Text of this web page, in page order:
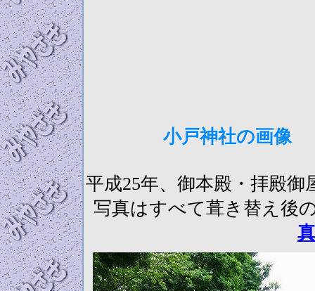
小戸神社の画像
平成25年、御本殿・拝殿
写真はすべて葺き替え